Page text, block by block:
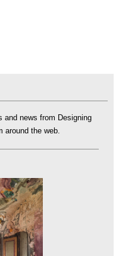
and news from Designing
around the web.